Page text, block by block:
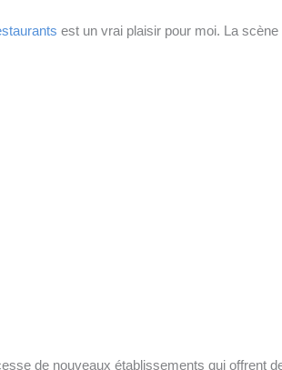
est un vrai plaisir pour moi. La
de nouveaux établissements qui offrent